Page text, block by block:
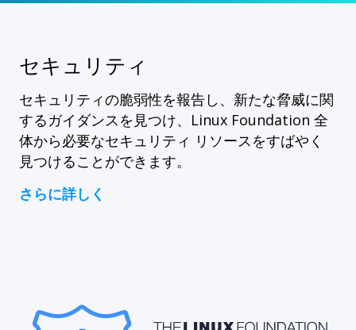
セキュリティ
セキュリティの脆弱性を報告し、新たな脅威に関
するガイダンスを見つけ、Linux Foundation 全
体から必要なセキュリティ リソースをすばやく
見つけることができます。
さらに詳しく